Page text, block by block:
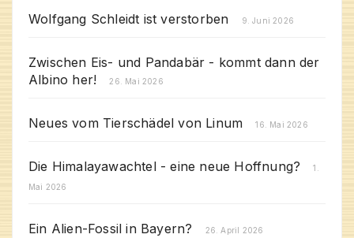
Wolfgang Schleidt ist verstorben 9. Juni 2026
Zwischen Eis- und Pandabär - kommt dann der
Albino her!
26. Mai 2026
Neues vom Tierschädel von Linum 16. Mai 2026
Die Himalayawachtel - eine neue Hoffnung?
1.
Mai 2026
Ein Alien-Fossil in Bayern? 26. April 2026